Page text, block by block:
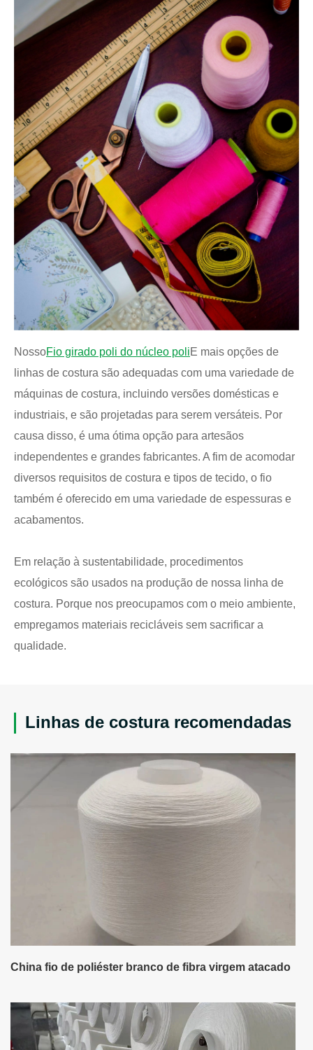
NossoFio girado poli do núcleo poliE mais opções de
linhas de costura são adequadas com uma variedade de
máquinas de costura, incluindo versões domésticas e
industriais, e são projetadas para serem versáteis. Por
causa disso, é uma ótima opção para artesãos
independentes e grandes fabricantes. A fim de acomodar
diversos requisitos de costura e tipos de tecido, o fio
também é oferecido em uma variedade de espessuras e
acabamentos.
Em relação à sustentabilidade, procedimentos
ecológicos são usados na produção de nossa linha de
costura. Porque nos preocupamos com o meio ambiente,
empregamos materiais recicláveis sem sacrificar a
qualidade.
Linhas de costura recomendadas
China fio de poliéster branco de fibra virgem atacado